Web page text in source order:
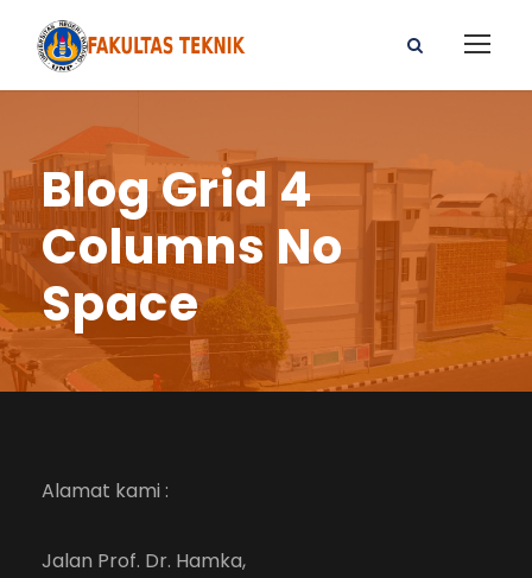
Blog Grid 4
Columns No
Space
Alamat kami :
Jalan Prof. Dr. Hamka,